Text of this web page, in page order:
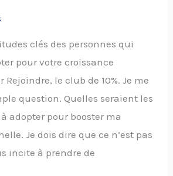
clés des personnes qui
pour votre croissance
le club de 10%. Je me
question. Quelles seraient les
adopter pour booster ma
Je dois dire que ce n’est pas
incite à prendre de